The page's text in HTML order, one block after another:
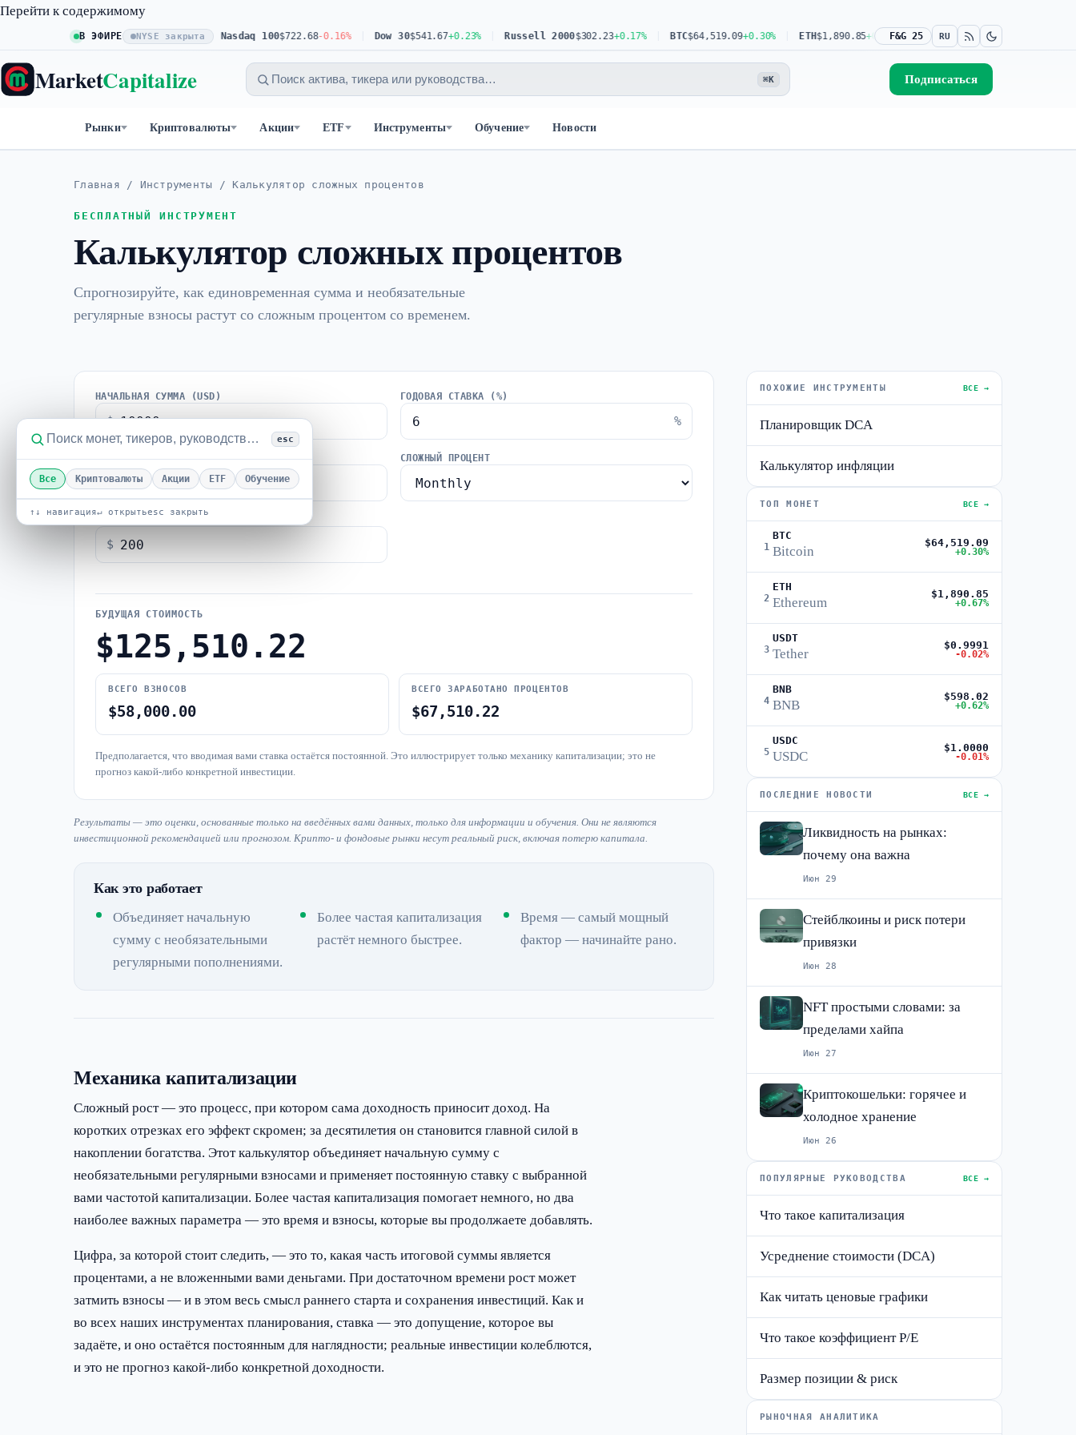
Перейти к содержимому
В ЭФИРЕ NYSE закрыта
S&P 500 $773.11+0.23% Nasdaq 100$722.68-0.16% Dow 30 $541.67+0.23% Russell 2000$302.23+0.17% $64,519.09+0.30% $1,890.85+0.67% USDT $0.9991-0.02%
F&G 25 RU
MarketCapitalize ⌘K Подписаться
Рынки Криптовалюты Акции ETF Инструменты Обучение Новости
esc
Все Криптовалюты Акции ETF Обучение
↑↓ навигация↵ открытьesc закрыть
Главная / Инструменты / Калькулятор сложных процентов
БЕСПЛАТНЫЙ ИНСТРУМЕНТ
Калькулятор сложных процентов
Спрогнозируйте, как единовременная сумма и необязательные
регулярные взносы растут со сложным процентом со временем.
НАЧАЛЬНАЯ СУММА (USD)
$
ГОДОВАЯ СТАВКА (%)
%
ГОДЫ СЛОЖНЫЙ ПРОЦЕНТ
ДОБАВЛЯЕТСЯ КАЖДЫЙ ПЕРИОД (USD)
$
БУДУЩАЯ СТОИМОСТЬ
$125,510.22
ВСЕГО ВЗНОСОВ
$58,000.00
ВСЕГО ЗАРАБОТАНО ПРОЦЕНТОВ
$67,510.22
Предполагается, что вводимая вами ставка остаётся постоянной. Это иллюстрирует только механику капитализации; это не
прогноз какой-либо конкретной инвестиции.
Результаты — это оценки, основанные только на введённых вами данных, только для информации и обучения. Они не являются
инвестиционной рекомендацией или прогнозом. Крипто- и фондовые рынки несут реальный риск, включая потерю капитала.
Как это работает
Объединяет начальную
сумму с необязательными
регулярными пополнениями.
Более частая капитализация
растёт немного быстрее.
Время — самый мощный
фактор — начинайте рано.
Механика капитализации
Сложный рост — это процесс, при котором сама доходность приносит доход. На
коротких отрезках его эффект скромен; за десятилетия он становится главной силой в
накоплении богатства. Этот калькулятор объединяет начальную сумму с
необязательными регулярными взносами и применяет постоянную ставку с выбранной
вами частотой капитализации. Более частая капитализация помогает немного, но два
наиболее важных параметра — это время и взносы, которые вы продолжаете добавлять.
Цифра, за которой стоит следить, — это то, какая часть итоговой суммы является
процентами, а не вложенными вами деньгами. При достаточном времени рост может
затмить взносы — и в этом весь смысл раннего старта и сохранения инвестиций. Как и
во всех наших инструментах планирования, ставка — это допущение, которое вы
задаёте, и оно остаётся постоянным для наглядности; реальные инвестиции колеблются,
и это не прогноз какой-либо конкретной доходности.
ПОХОЖИЕ ИНСТРУМЕНТЫ ВСЕ →
Планировщик DCA
Калькулятор инфляции
ТОП МОНЕТ ВСЕ →
1
BTC
Bitcoin
$64,519.09
+0.30%
2
ETH
Ethereum
$1,890.85
+0.67%
3
USDT
Tether
$0.9991
-0.02%
4
BNB
BNB
$598.02
+0.62%
5
USDC
USDC
$1.0000
-0.01%
ПОСЛЕДНИЕ НОВОСТИ ВСЕ →
Ликвидность на рынках:
почему она важна
Июн 29
Стейблкоины и риск потери
привязки
Июн 28
NFT простыми словами: за
пределами хайпа
Июн 27
Криптокошельки: горячее и
холодное хранение
Июн 26
ПОПУЛЯРНЫЕ РУКОВОДСТВА ВСЕ →
Что такое капитализация
Усреднение стоимости (DCA)
Как читать ценовые графики
Что такое коэффициент P/E
Размер позиции & риск
РЫНОЧНАЯ АНАЛИТИКА